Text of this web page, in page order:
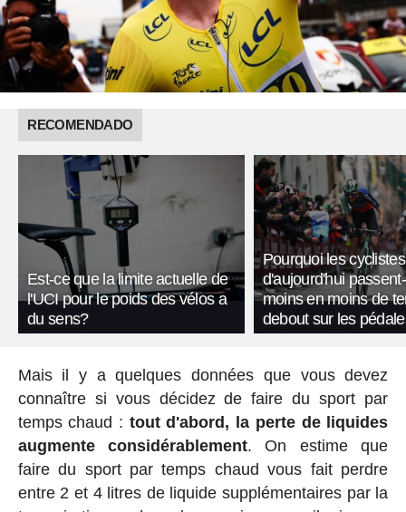
RECOMENDADO
Est-ce que la limite actuelle de
l'UCI pour le poids des vélos a
du sens?
Pourquoi les cyclistes
d'aujourd'hui
moins en moins de
debout sur les
Mais il y a quelques données que vous devez
connaître si vous décidez de faire du sport par
temps chaud : tout d'abord, la perte de liquides
augmente considérablement. On estime que
faire du sport par temps chaud vous fait perdre
entre 2 et 4 litres de liquide supplémentaires par la